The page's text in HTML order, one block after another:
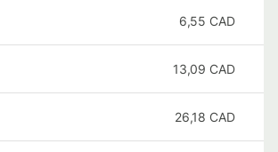
6,55 CAD
13,09 CAD
26,18 CAD